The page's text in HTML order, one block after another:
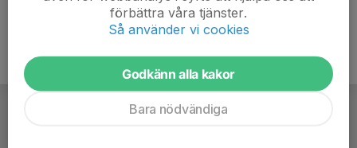
förbättra våra tjänster.
Så använder vi cookies
Godkänn alla kakor
Bara nödvändiga